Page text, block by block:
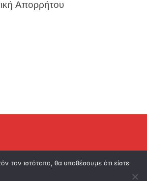
Απορρήτου
τον ιστότοπο, θα υποθέσουμε ότι είστε